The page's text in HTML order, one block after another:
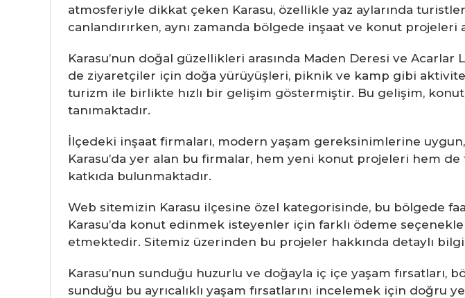
atmosferiyle dikkat çeken Karasu, özellikle yaz aylarında
canlandırırken, aynı zamanda bölgede inşaat ve konut projeleri
Karasu’nun doğal güzellikleri arasında Maden Deresi ve
de ziyaretçiler için doğa yürüyüşleri, piknik ve kamp gibi
turizm ile birlikte hızlı bir gelişim göstermiştir. Bu gelişim,
tanımaktadır.
İlçedeki inşaat firmaları, modern yaşam gereksinimlerine
Karasu’da yer alan bu firmalar, hem yeni konut projeleri hem
katkıda bulunmaktadır.
Web sitemizin Karasu ilçesine özel kategorisinde, bu bölgede
Karasu’da konut edinmek isteyenler için farklı ödeme
etmektedir. Sitemiz üzerinden bu projeler hakkında detaylı
Karasu’nun sunduğu huzurlu ve doğayla iç içe yaşam fırsatları,
sunduğu bu ayrıcalıklı yaşam fırsatlarını incelemek için doğru